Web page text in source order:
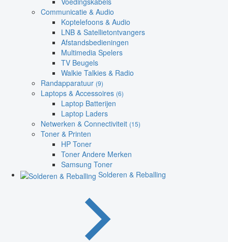
Communicatie & Audio
Koptelefoons & Audio
LNB & Satellietontvangers
Afstandsbedieningen
Multimedia Spelers
TV Beugels
Walkie Talkies & Radio
Randapparatuur (9)
Laptops & Accessoires (6)
Laptop Batterijen
Laptop Laders
Netwerken & Connectiviteit (15)
Toner & Printen
HP Toner
Toner Andere Merken
Samsung Toner
Solderen & Reballing